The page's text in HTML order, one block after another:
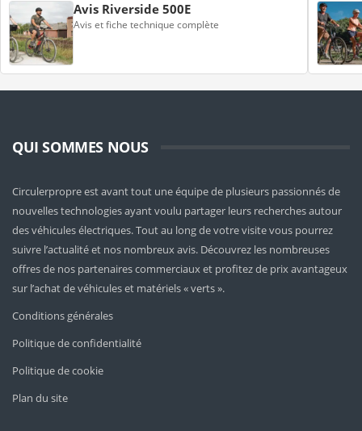
Avis Riverside 500E
Avis et fiche technique complète
QUI SOMMES NOUS
Circulerpropre est avant tout une équipe de plusieurs passionnés de
nouvelles technologies ayant voulu partager leurs recherches autour
des véhicules électriques. Tout au long de votre visite vous pourrez
suivre l’actualité et nos nombreux avis. Découvrez les nombreuses
offres de nos partenaires commerciaux et profitez de prix avantageux
sur l’achat de véhicules et matériels « verts ».
Conditions générales
Politique de confidentialité
Politique de cookie
Plan du site